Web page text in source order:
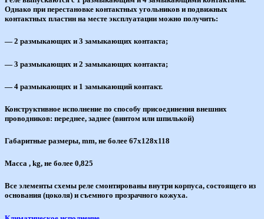
Однако при перестановке контактных угольников и подвижных
контактных пластин на месте эксплуатации можно получить:
— 2 размыкающих и 3 замыкающих контакта;
— 3 размыкающих и 2 замыкающих контакта;
— 4 размыкающих и 1 замыкающий контакт.
Конструктивное исполнение по способу присоединения внешних
проводников: переднее, заднее (винтом или шпилькой)
Габаритные размеры, mm, не более 67х128х118
Масса , kg, не более 0,825
Все элементы схемы реле смонтированы внутри корпуса, состоящего из
основания (цоколя) и съемного прозрачного кожуха.